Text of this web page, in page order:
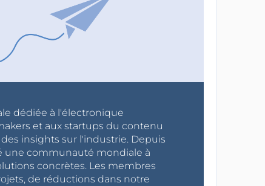
dédiée à l'électronique
et aux startups du contenu
insights sur l'industrie. Depuis
une communauté mondiale à
concrètes. Les membres
de réductions dans notre